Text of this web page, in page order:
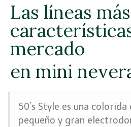
Las líneas más
mercado
en mini
50’s Style es una
pequeño y gran